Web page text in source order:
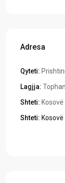
Adresa
Qyteti:
Lagjja:
Shteti: Kosovë
Shteti: Kosovë